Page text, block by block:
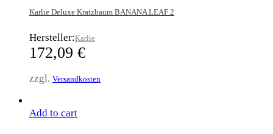
Karlie Deluxe Kratzbaum BANANA LEAF 2
Hersteller:Karlie
172,09 €
zzgl. Versandkosten
Add to cart